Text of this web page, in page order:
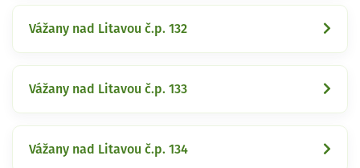
Vážany nad Litavou č.p. 132
Vážany nad Litavou č.p. 133
Vážany nad Litavou č.p. 134